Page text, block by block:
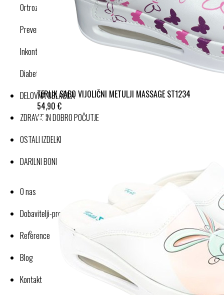
TERLIK SABO VIJOLIČNI METULJI MASSAGE ST1234
54,90 €
Ortroze in opornice
Preventivne kompresijske nogavice
Inkontinenca
Diabetes
DELOVNA OBLAČILA
ZDRAVJE IN DOBRO POČUTJE
OSTALI IZDELKI
DARILNI BONI
O nas
Dobavitelji-proizvajalci
Reference
Blog
Kontakt